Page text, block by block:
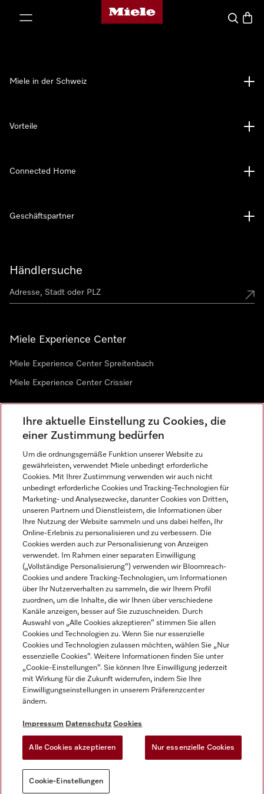
Miele-Homepage
Suche
Händlersuche
Miele Experience Center
Miele Experience Center Spreitenbach
Miele Experience Center Crissier
Newsletter
Sprache
DEUTSCH
Miele in der Schweiz
Vorteile
Connected Home
Geschäftspartner
Impressum
Datenschutz
Cookie-Einstellungen
Miele auf YoutubeMiele auf Instagram
Miele auf Facebook
Miele auf LinkedInMiele auf LinkedIn
Ihre aktuelle Einstellung zu Cookies, die
einer Zustimmung bedürfen
Um die ordnungsgemäße Funktion unserer Website zu
gewährleisten, verwendet Miele unbedingt erforderliche
Cookies. Mit Ihrer Zustimmung verwenden wir auch nicht
unbedingt erforderliche Cookies und Tracking-Technologien für
Marketing- und Analysezwecke, darunter Cookies von Dritten,
unseren Partnern und Dienstleistern, die Informationen über
Ihre Nutzung der Website sammeln und uns dabei helfen, Ihr
Online-Erlebnis zu personalisieren und zu verbessern. Die
Cookies werden auch zur Personalisierung von Anzeigen
verwendet. Im Rahmen einer separaten Einwilligung
(„Vollständige Personalisierung“) verwenden wir Bloomreach-
Cookies und andere Tracking-Technologien, um Informationen
über Ihr Nutzerverhalten zu sammeln, die wir Ihrem Profil
zuordnen, um die Inhalte, die wir Ihnen über verschiedene
Kanäle anzeigen, besser auf Sie zuzuschneiden. Durch
Auswahl von „Alle Cookies akzeptieren“ stimmen Sie allen
Cookies und Technologien zu. Wenn Sie nur essenzielle
Cookies und Technologien zulassen möchten, wählen Sie „Nur
essenzielle Cookies“. Weitere Informationen finden Sie unter
„Cookie-Einstellungen“. Sie können Ihre Einwilligung jederzeit
mit Wirkung für die Zukunft widerrufen, indem Sie Ihre
Einwilligungseinstellungen in unserem Präferenzcenter
ändern.
Impressum Datenschutz Cookies
Alle Cookies akzeptieren Nur essenzielle Cookies
Cookie-Einstellungen